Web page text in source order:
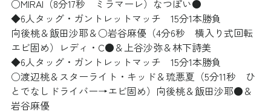
○MIRAI（8分17秒　ミラマーレ）なつぽい●
◆6人タッグ・ガントレットマッチ　15分1本勝負
向後桃＆飯田沙耶＆○岩谷麻優（4分6秒　横入り式回転
◆6人タッグ・ガントレットマッチ　15分1本勝負
○渡辺桃＆スターライト・キッド＆琉悪夏（5分11秒　ひ
とでなしドライバー→エビ固め）向後桃＆飯田沙耶●＆